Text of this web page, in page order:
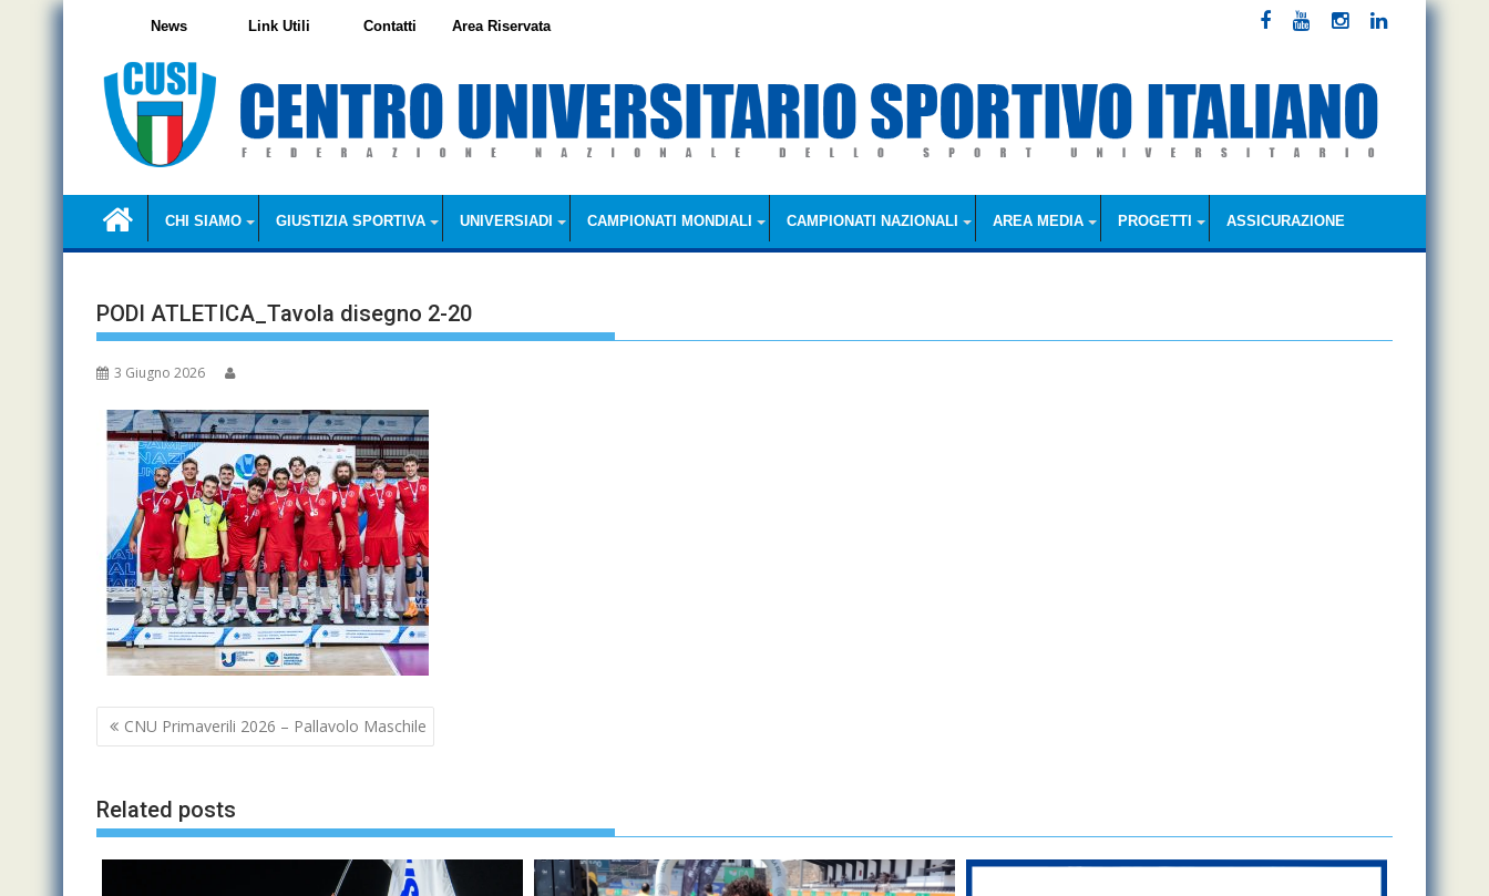
Skip
CHI SIAMO GIUSTIZIA SPORTIVA UNIVERSIADI CAMPIONATI MONDIALI CAMPIONATI NAZIONALI AREA MEDIA PROGETTI ASSICURAZIONE
News Link Utili Contatti Area Riservata
PODI ATLETICA_Tavola disegno 2-20
3 Giugno 2026
Navigazione
articoli
CNU Primaverili 2026 – Pallavolo Maschile
Related posts